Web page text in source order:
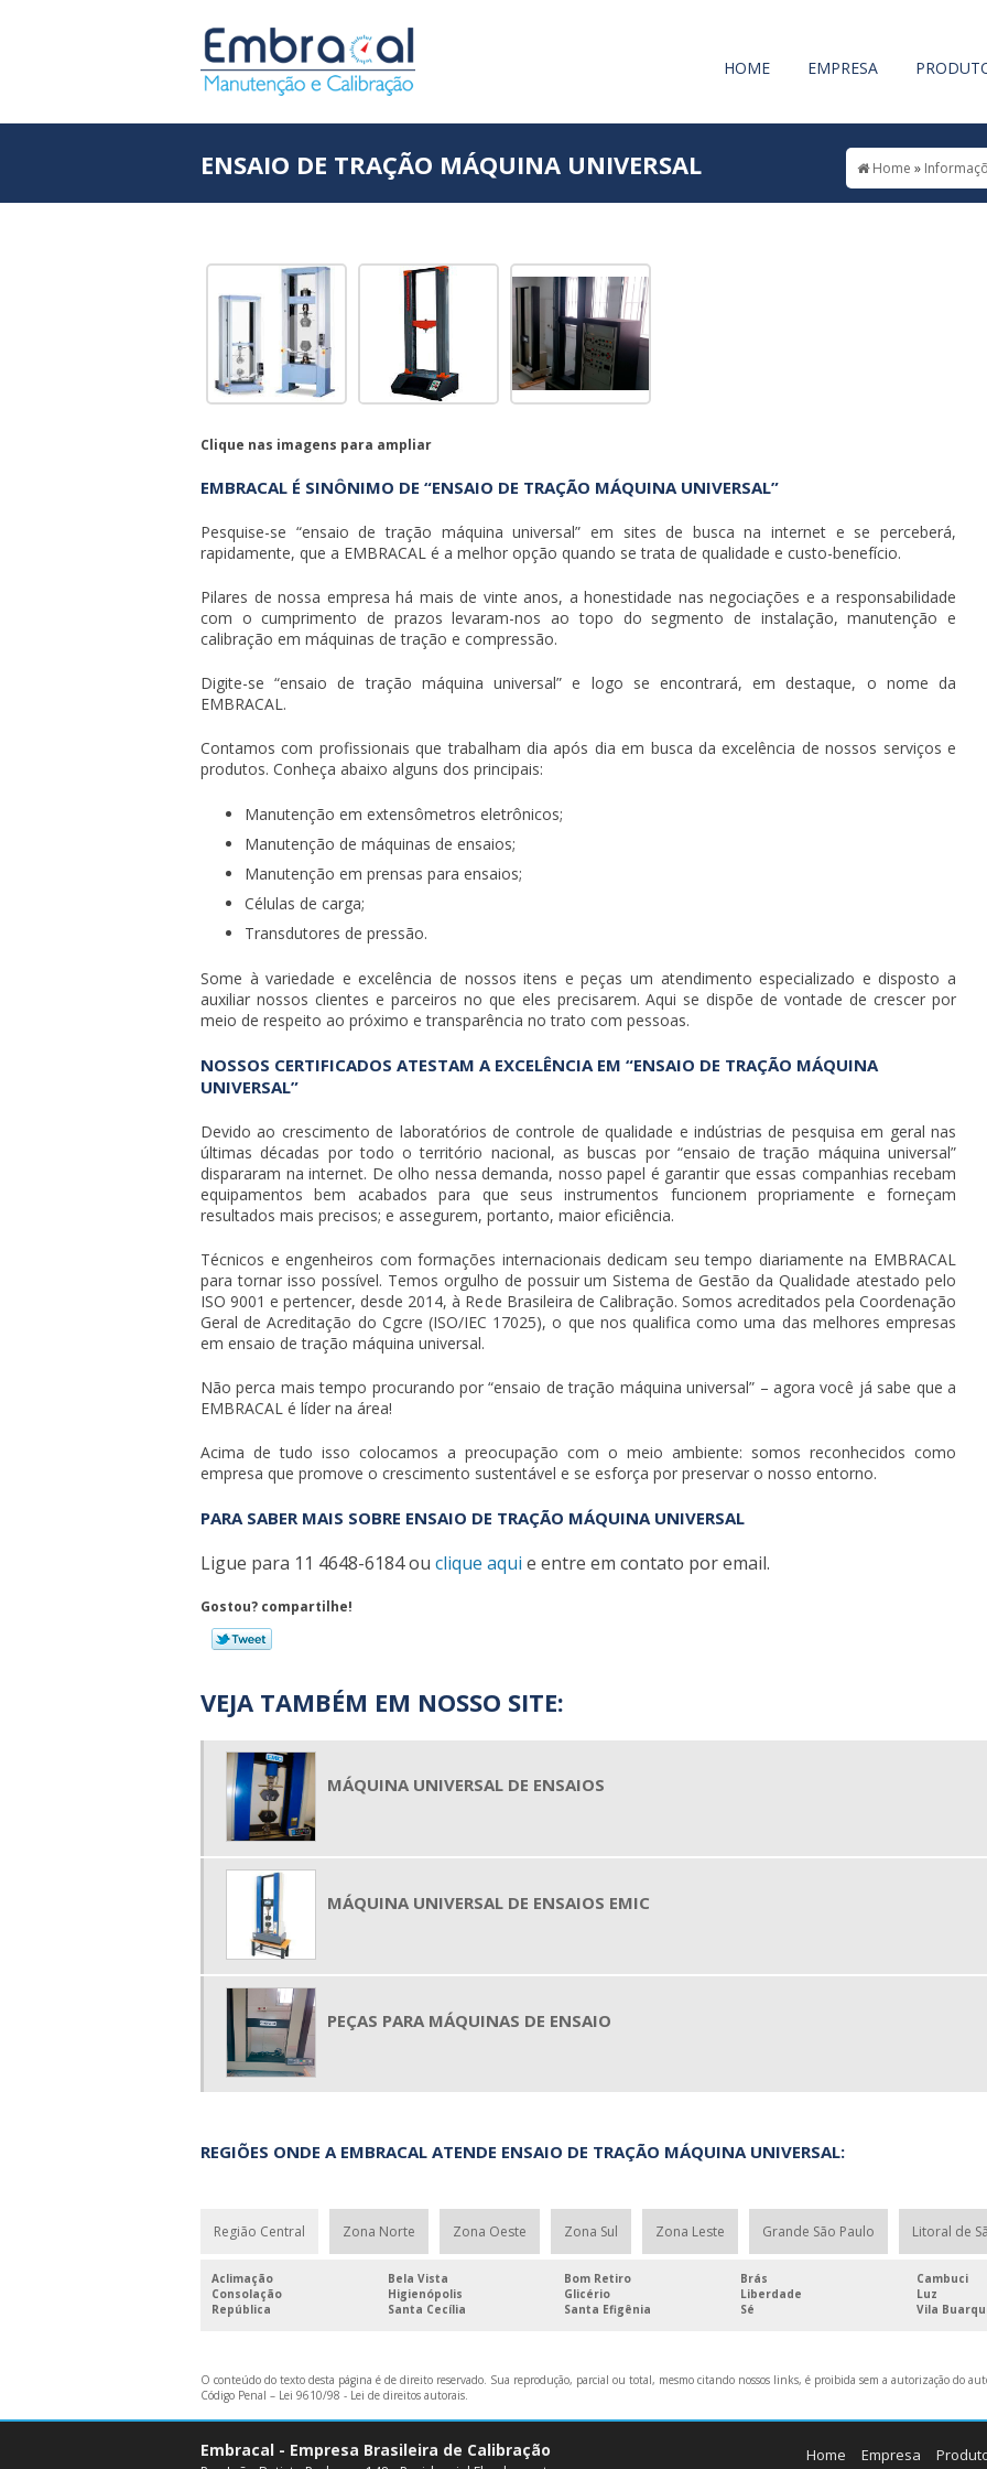
HOME EMPRESA
Home »
ENSAIO DE TRAÇÃO MÁQUINA UNIVERSAL
Clique nas imagens para ampliar
EMBRACAL É SINÔNIMO DE “ENSAIO DE TRAÇÃO MÁQUINA UNIVERSAL”
Pesquise-se “ensaio de tração máquina universal” em sites de busca na internet e se perceberá,
rapidamente, que a EMBRACAL é a melhor opção quando se trata de qualidade e custo-benefício.
Pilares de nossa empresa há mais de vinte anos, a honestidade nas negociações e a responsabilidade
com o cumprimento de prazos levaram-nos ao topo do segmento de instalação, manutenção e
calibração em máquinas de tração e compressão.
Digite-se “ensaio de tração máquina universal” e logo se encontrará, em destaque, o nome da
EMBRACAL.
Contamos com profissionais que trabalham dia após dia em busca da excelência de nossos serviços e
produtos. Conheça abaixo alguns dos principais:
Manutenção em extensômetros eletrônicos;
Manutenção de máquinas de ensaios;
Manutenção em prensas para ensaios;
Células de carga;
Transdutores de pressão.
Some à variedade e excelência de nossos itens e peças um atendimento especializado e disposto a
auxiliar nossos clientes e parceiros no que eles precisarem. Aqui se dispõe de vontade de crescer por
meio de respeito ao próximo e transparência no trato com pessoas.
NOSSOS CERTIFICADOS ATESTAM A EXCELÊNCIA EM “ENSAIO DE TRAÇÃO MÁQUINA
UNIVERSAL”
Devido ao crescimento de laboratórios de controle de qualidade e indústrias de pesquisa em geral nas
últimas décadas por todo o território nacional, as buscas por “ensaio de tração máquina universal”
dispararam na internet. De olho nessa demanda, nosso papel é garantir que essas companhias recebam
equipamentos bem acabados para que seus instrumentos funcionem propriamente e forneçam
resultados mais precisos; e assegurem, portanto, maior eficiência.
Técnicos e engenheiros com formações internacionais dedicam seu tempo diariamente na EMBRACAL
para tornar isso possível. Temos orgulho de possuir um Sistema de Gestão da Qualidade atestado pelo
ISO 9001 e pertencer, desde 2014, à Rede Brasileira de Calibração. Somos acreditados pela Coordenação
Geral de Acreditação do Cgcre (ISO/IEC 17025), o que nos qualifica como uma das melhores empresas
em ensaio de tração máquina universal.
Não perca mais tempo procurando por “ensaio de tração máquina universal” – agora você já sabe que a
EMBRACAL é líder na área!
Acima de tudo isso colocamos a preocupação com o meio ambiente: somos reconhecidos como
empresa que promove o crescimento sustentável e se esforça por preservar o nosso entorno.
PARA SABER MAIS SOBRE ENSAIO DE TRAÇÃO MÁQUINA UNIVERSAL
Ligue para 11 4648-6184ou clique aqui e entre em contato por email.
Gostou? compartilhe!
VEJA TAMBÉM EM NOSSO SITE:
MÁQUINA UNIVERSAL DE ENSAIOS
MÁQUINA UNIVERSAL DE ENSAIOS EMIC
PEÇAS PARA MÁQUINAS DE ENSAIO
REGIÕES ONDE A EMBRACAL ATENDE ENSAIO DE TRAÇÃO MÁQUINA UNIVERSAL:
Região Central Zona Norte Zona Oeste Zona Sul Zona Leste Grande São Paulo Litoral de
Aclimação Bela Vista Bom Retiro Brás Cambuci
Consolação
Higienópolis Glicério Liberdade Luz
República
Santa Cecília Santa Efigênia Sé Vila
O conteúdo do texto desta página é de direito reservado. Sua reprodução, parcial ou total, mesmo citando nossos links, é proibida sem a autorização do
Código Penal – Lei 9610/98 - Lei de direitos autorais
Embracal - Empresa Brasileira de Calibração Home Empresa